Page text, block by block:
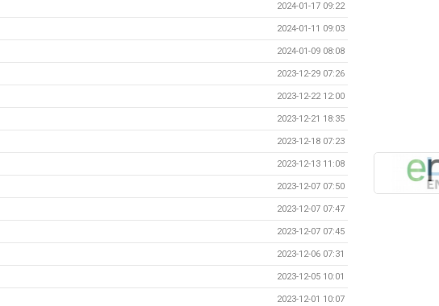
2024-01-17 09:22
2024-01-11 09:03
2024-01-09 08:08
2023-12-29 07:26
2023-12-22 12:00
2023-12-21 18:35
2023-12-18 07:23
2023-12-13 11:08
2023-12-07 07:50
2023-12-07 07:47
2023-12-07 07:45
2023-12-06 07:31
2023-12-05 10:01
2023-12-01 10:07